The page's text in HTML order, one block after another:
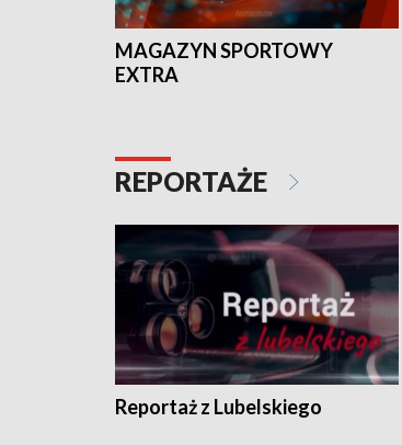
MAGAZYN SPORTOWY
EXTRA
REPORTAŻE
Reportaż z Lubelskiego